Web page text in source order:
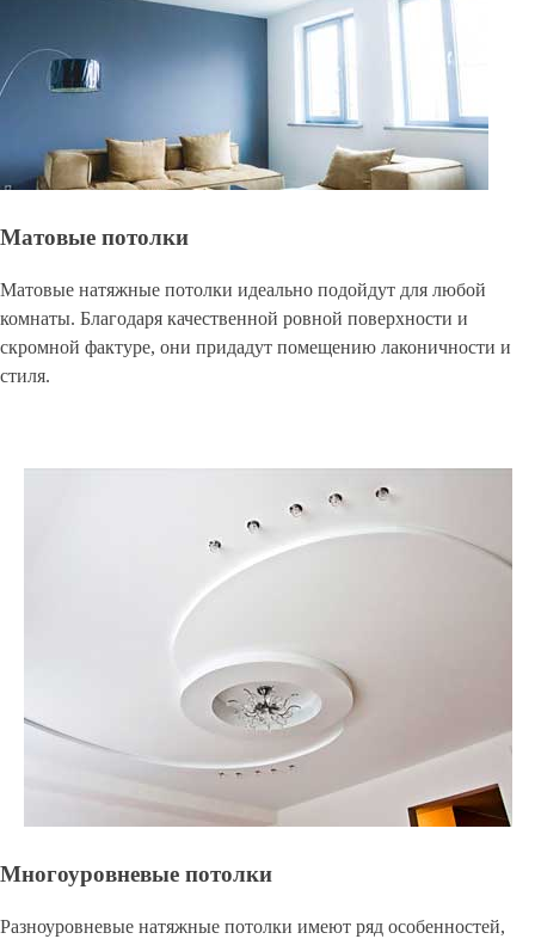
Матовые потолки
Матовые натяжные потолки идеально подойдут для любой
комнаты. Благодаря качественной ровной поверхности и
скромной фактуре, они придадут помещению лаконичности и
стиля.
Многоуровневые потолки
Разноуровневые натяжные потолки имеют ряд особенностей,